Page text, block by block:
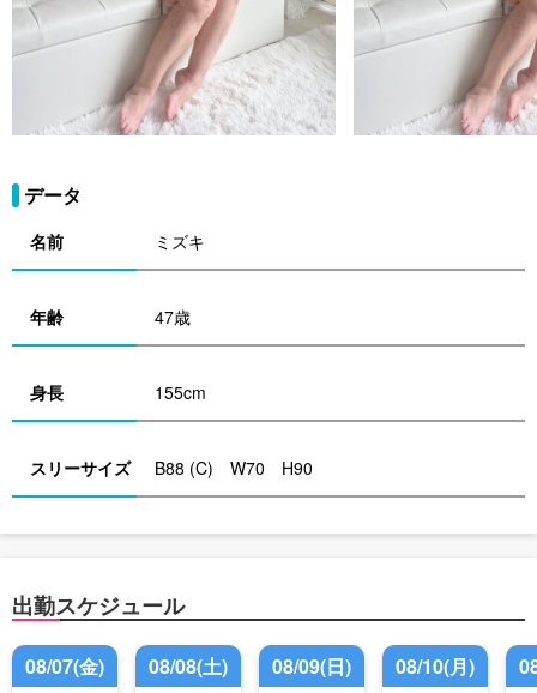
データ
名前 ミズキ
年齢 47歳
身長 155cm
スリーサイズ B88 (C) W70 H90
出勤スケジュール
08/07(金)
08/08(土)
08/09(日)
08/10(月)